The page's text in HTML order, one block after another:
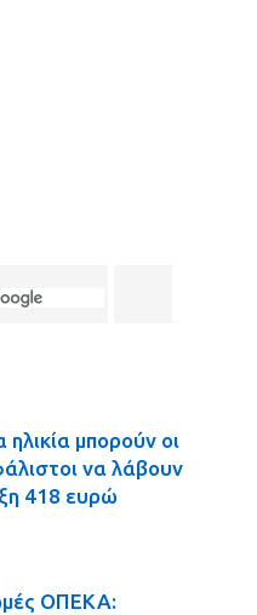
ηλικία μπορούν οι
να λάβουν
418 ευρώ
ΟΠΕΚΑ: